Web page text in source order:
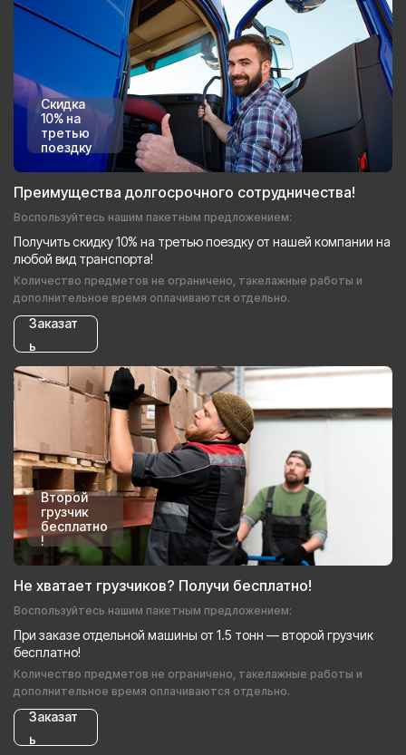
Скидка
10% на
третью
поездку
Преимущества долгосрочного сотрудничества!
Воспользуйтесь нашим пакетным предложением:
Получить скидку 10% на третью поездку от нашей компании на
любой вид транспорта!
Количество предметов не ограничено, такелажные работы и
дополнительное время оплачиваются отдельно.
Заказат
ь
Второй
грузчик
бесплатно
!
Не хватает грузчиков? Получи бесплатно!
Воспользуйтесь нашим пакетным предложением:
При заказе отдельной машины от 1.5 тонн — второй грузчик
бесплатно!
Количество предметов не ограничено, такелажные работы и
дополнительное время оплачиваются отдельно.
Заказат
ь